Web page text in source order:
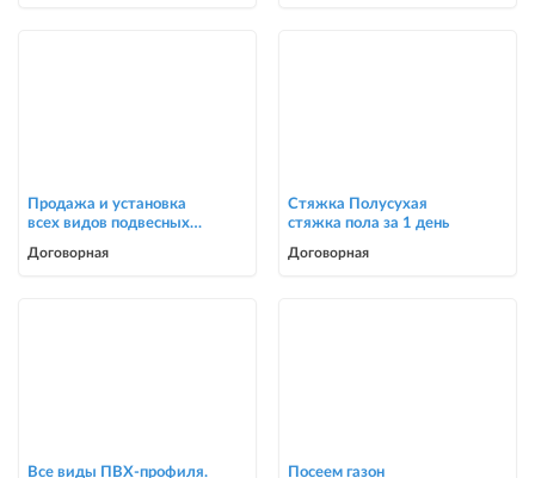
Продажа и установка
всех видов подвесных
Договорная
Стяжка Полусухая
стяжка пола за 1 день
Договорная
Все виды ПВХ-профиля.
Посеем газон